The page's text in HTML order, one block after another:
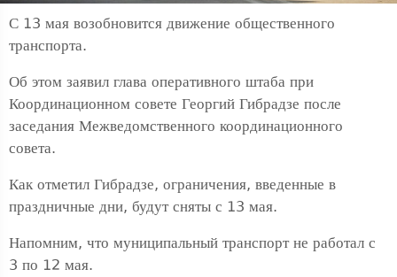
С 13 мая возобновится движение общественного
транспорта.
Об этом заявил глава оперативного штаба при
Координационном совете Георгий Гибрадзе после
заседания Межведомственного координационного
совета.
Как отметил Гибрадзе, ограничения, введенные в
праздничные дни, будут сняты с 13 мая.
Напомним, что муниципальный транспорт не работал с
3 по 12 мая.